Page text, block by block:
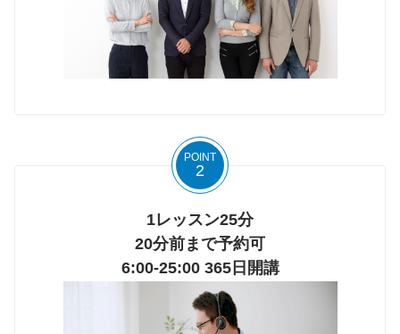
POINT
2
1レッスン25分
20分前まで予約可
6:00-25:00 365日開講